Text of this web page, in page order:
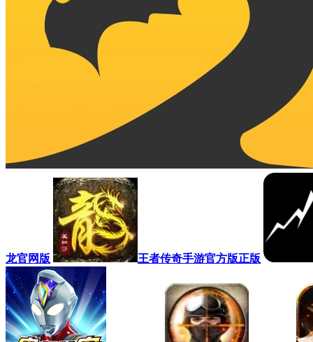
龙官网版 王者传奇手游官方版正版